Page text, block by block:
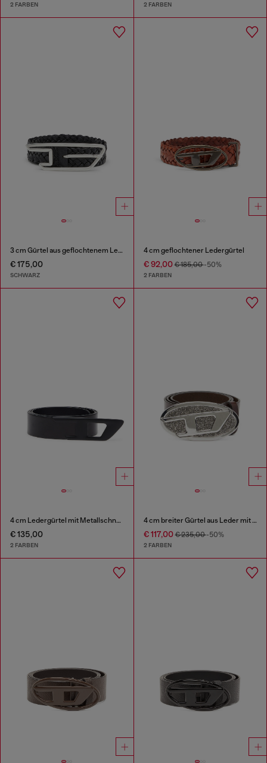
2 FARBEN 2 FARBEN
3 cm Gürtel aus geflochtenem Leder
€ 175,00
SCHWARZ
4 cm geflochtener Ledergürtel
€ 92,00€ 185,00-50%
2 FARBEN
4 cm Ledergürtel mit Metallschnalle in D-Form
€ 135,00
2 FARBEN
4 cm breiter Gürtel aus Leder mit Strass-Oval D-Schnalle
€ 117,00€ 235,00-50%
2 FARBEN